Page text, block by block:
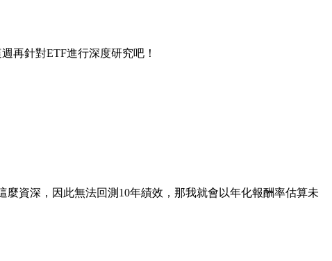
週再針對ETF進行深度研究吧！
資深，因此無法回測10年績效，那我就會以年化報酬率估算未